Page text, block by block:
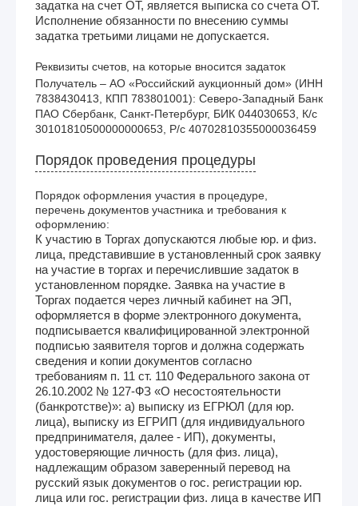
задатка на счет ОТ, является выписка со счета ОТ.
Исполнение обязанности по внесению суммы
задатка третьими лицами не допускается.
Реквизиты счетов, на которые вносится задаток
Получатель – АО «Российский аукционный дом» (ИНН
7838430413, КПП 783801001): Северо-Западный Банк
ПАО Сбербанк, Санкт-Петербург, БИК 044030653, К/с
30101810500000000653, Р/с 40702810355000036459
Порядок проведения процедуры
Порядок оформления участия в процедуре,
перечень документов участника и требования к
оформлению:
К участию в Торгах допускаются любые юр. и физ.
лица, представившие в установленный срок заявку
на участие в торгах и перечислившие задаток в
установленном порядке. Заявка на участие в
Торгах подается через личный кабинет на ЭП,
оформляется в форме электронного документа,
подписывается квалифицированной электронной
подписью заявителя торгов и должна содержать
сведения и копии документов согласно
требованиям п. 11 ст. 110 Федерального закона от
26.10.2002 № 127-ФЗ «О несостоятельности
(банкротстве)»: а) выписку из ЕГРЮЛ (для юр.
лица), выписку из ЕГРИП (для индивидуального
предпринимателя, далее - ИП), документы,
удостоверяющие личность (для физ. лица),
надлежащим образом заверенный перевод на
русский язык документов о гос. регистрации юр.
лица или гос. регистрации физ. лица в качестве ИП